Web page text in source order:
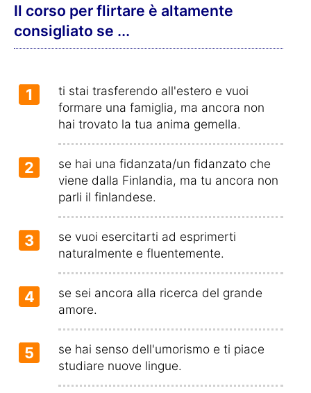
Il corso per flirtare è altamente
consigliato se ...
1
ti stai trasferendo all'estero e vuoi
formare una famiglia, ma ancora non
hai trovato la tua anima gemella.
2
se hai una fidanzata/un fidanzato che
viene dalla Finlandia, ma tu ancora non
parli il finlandese.
3
se vuoi esercitarti ad esprimerti
naturalmente e fluentemente.
4
se sei ancora alla ricerca del grande
amore.
5
se hai senso dell'umorismo e ti piace
studiare nuove lingue.